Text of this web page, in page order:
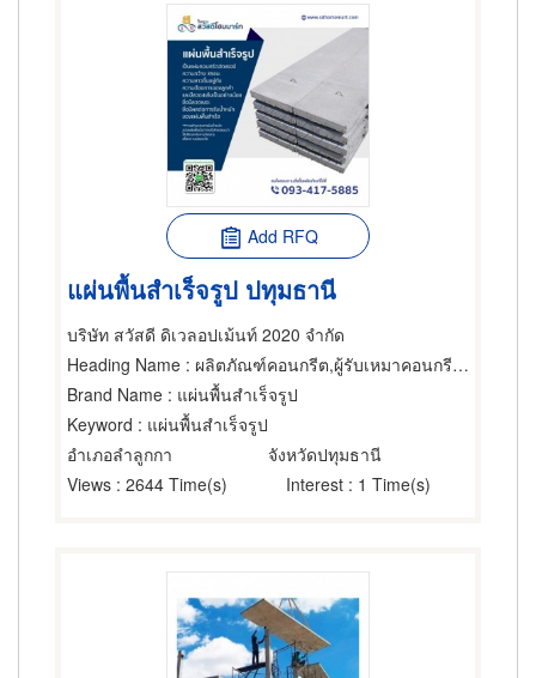
Add RFQ
แผ่นพื้นสำเร็จรูป ปทุมธานี
บริษัท สวัสดี ดิเวลอปเม้นท์ 2020 จำกัด
Heading Name : ผลิตภัณฑ์คอนกรีต,ผู้รับเหมาคอนกรีต,พื้นสำเร็จรูป (คอนกรีตเสริมเหล็กและอัดแรง)
Brand Name : แผ่นพื้นสำเร็จรูป
Keyword : แผ่นพื้นสำเร็จรูป
อำเภอลำลูกกา
จังหวัดปทุมธานี
Views : 2644 Time(s) Interest : 1 Time(s)